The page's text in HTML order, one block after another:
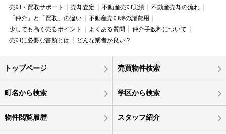
売却・買取サポート 売却査定 不動産売却実績
不動産売却の流れ
「仲介」と「買取」の違い
不動産売却時の諸費用
少しでも高く売るポイント
よくある質問
仲介手数料について
売却に必要な書類とは
どんな業者が良い？
トップページ 売買物件検索
町名から検索 学区から検索
物件閲覧履歴 スタッフ紹介